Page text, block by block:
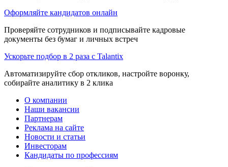
Оформляйте кандидатов онлайн
Проверяйте сотрудников и подписывайте кадровые
документы без бумаг и личных встреч
Ускорьте подбор в 2 раза с Talantix
Автоматизируйте сбор откликов, настройте воронку,
собирайте аналитику в 2 клика
О компании
Наши вакансии
Партнерам
Реклама на сайте
Новости и статьи
Инвесторам
Кандидаты по профессиям